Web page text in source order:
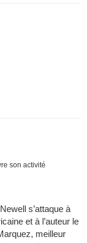
son activité
s’attaque à
et à l’auteur le
meilleur